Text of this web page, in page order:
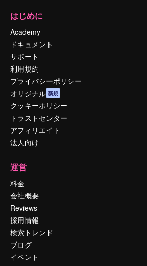
はじめに
Academy
ドキュメント
サポート
利用規約
プライバシーポリシー
オリジナル 新規
クッキーポリシー
トラストセンター
アフィリエイト
法人向け
運営
料金
会社概要
Reviews
採用情報
検索トレンド
ブログ
イベント